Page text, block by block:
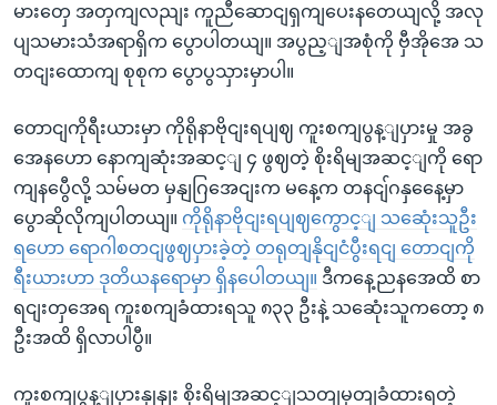
မားတှေ အတှကျလညျး ကူညီဆောငျရှကျပေးနတေယျလို့ အလု
ပျသမားသံအရာရှိက ပွောပါတယျ။ အပွည့ျအစုံကို ဗှီအိုအေ သ
တငျးထောကျ စုစုက ပွောပွသှားမှာပါ။
တောငျကိုရီးယားမှာ ကိုရိုနာဗိုငျးရပျဈ ကူးစကျပွန့ျပှားမှု အခွ
အေနဟော နောကျဆုံးအဆင့ျ ၄ ဖွဈတဲ့ စိုးရိမျအဆင့ျကို ရော
ကျနပွေီလို့ သမ်မတ မှနျဂြအေငျးက မနေ့က တနငျ်ဂနှနေေ့မှာ
ပွောဆိုလိုကျပါတယျ။ ကိုရိုနာဗိုငျးရပျဈကွောင့ျ သဆေုံးသူဦး
ရဟော ရောဂါစတငျဖွဈပှားခဲ့တဲ့ တရုတျနိုငျငံပွီးရငျ တောငျကို
ရီးယားဟာ ဒုတိယနရောမှာ ရှိနပေါတယျ။ ဒီကနေ့ညနအေထိ စာ
ရငျးတှအေရ ကူးစကျခံထားရသူ ၈၃၃ ဦးနဲ့ သဆေုံးသူကတော့ ၈
ဦးအထိ ရှိလာပါပွီ။
ကူးစကျပွန့ျပှားနှုနျး စိုးရိမျအဆင့ျသတျမှတျခံထားရတဲ့